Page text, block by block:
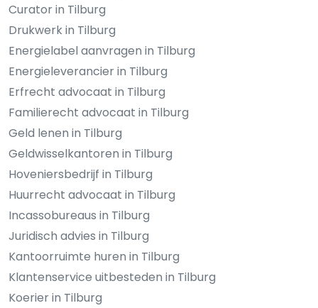
Curator in Tilburg
Drukwerk in Tilburg
Energielabel aanvragen in Tilburg
Energieleverancier in Tilburg
Erfrecht advocaat in Tilburg
Familierecht advocaat in Tilburg
Geld lenen in Tilburg
Geldwisselkantoren in Tilburg
Hoveniersbedrijf in Tilburg
Huurrecht advocaat in Tilburg
Incassobureaus in Tilburg
Juridisch advies in Tilburg
Kantoorruimte huren in Tilburg
Klantenservice uitbesteden in Tilburg
Koerier in Tilburg